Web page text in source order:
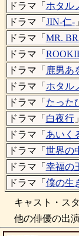
ドラマ「 ホタル
ドラマ「 JIN-仁-」
ドラマ「 MR.
ドラマ「
ドラマ「 鹿男あ
ドラマ「 ホタル
ドラマ「 たった
ドラマ「 白夜行」
ドラマ「 あいく
ドラマ「 世界の
ドラマ「 幸福の
ドラマ「 僕の生
キャスト・スタ
他の俳優の出